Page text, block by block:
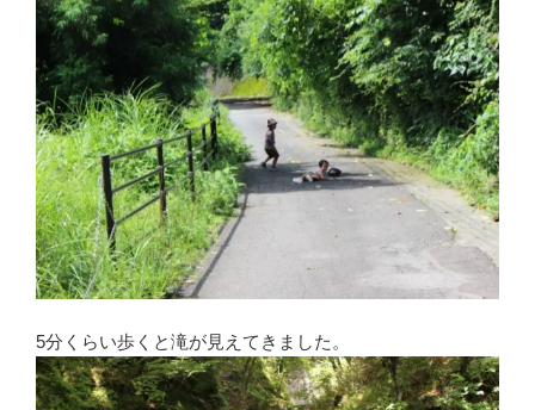
5分くらい歩くと滝が見えてきました。